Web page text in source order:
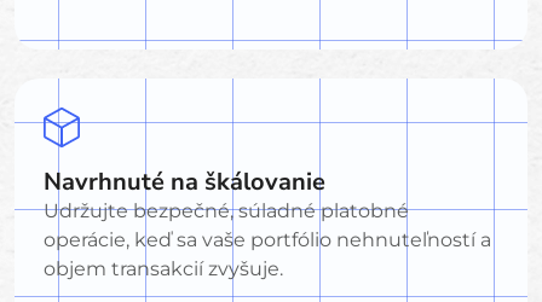
Navrhnuté na škálovanie
Udržujte bezpečné, súladné platobné
operácie, keď sa vaše portfólio nehnuteľností a
objem transakcií zvyšuje.